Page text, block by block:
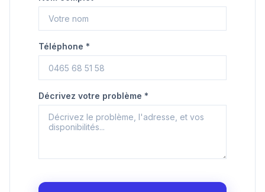
Téléphone *
Décrivez votre problème *